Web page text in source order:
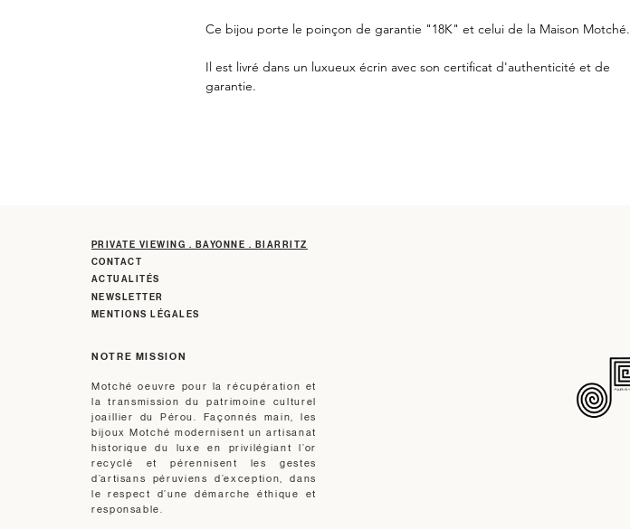
Ce bijou porte le poinçon de garantie "18K" et celui de la Maison Motché.
Il est livré dans un luxueux écrin avec son certificat d'authenticité et de
garantie.
PRIVATE VIEWING . BAYONNE . BIARRITZ
CONTACT
ACTUALITÉS
NEWSLETTER
MENTIONS LÉGALES
NOTRE MISSION
Motché oeuvre pour la récupération et
la transmission du patrimoine culturel
joaillier du Pérou. Façonnés main, les
bijoux Motché modernisent un artisanat
historique du luxe en privilégiant l’or
recyclé et pérennisent les gestes
d’artisans péruviens d’exception, dans
le respect d’une démarche éthique et
responsable.